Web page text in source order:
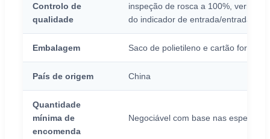
Controlo de
qualidade
inspeção de rosca a 100%,
do indicador de entrada/entrada
Embalagem Saco de polietileno e cartão forte
País de origem China
Quantidade
mínima de
encomenda
Negociável com base nas